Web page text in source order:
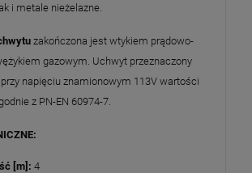
i metale nieżelazne.
zakończona jest wtykiem prądowo-
gazowym. Uchwyt przeznaczony
napięciu znamionowym 113V wartości
z PN-EN 60974-7.
[m]: 4